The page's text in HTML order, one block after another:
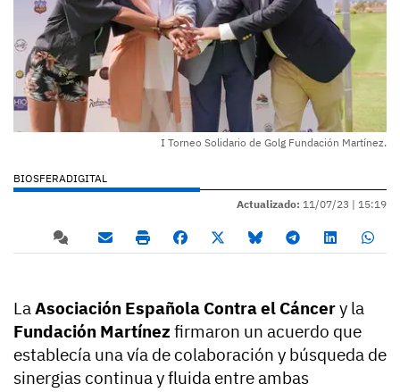
I Torneo Solidario de Golg Fundación Martínez.
BIOSFERADIGITAL
Actualizado: 11/07/23 | 15:19
LaAsociación Española Contra el Cáncery la
Fundación Martínezfirmaron un acuerdo que
establecía una vía de colaboración y búsqueda de
sinergias continua y fluida entre ambas